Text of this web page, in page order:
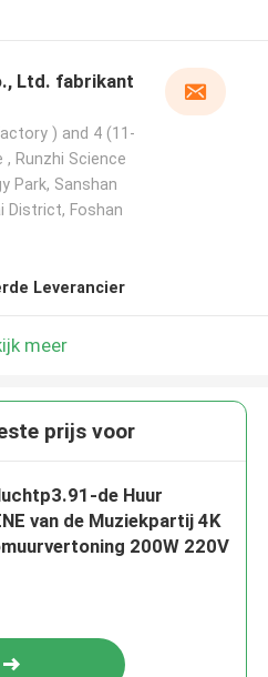
Ltd. fabrikant
) and 4 (11-
Runzhi Science
Park, Sanshan
District, Foshan
Leverancier
meer
prijs voor
de Huur
van de Muziekpartij 4K
200W 220V